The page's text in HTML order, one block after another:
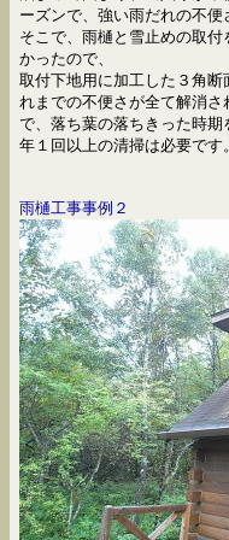
ーズンで、強い雨だれの不
そこで、雨樋と雪止めの取
かったので、
取付下地用に加工した３角断
れまでの不便さが全て解消
で、落ち葉の落ちきった時
年１回以上の清掃は必要
雨樋工事事例２